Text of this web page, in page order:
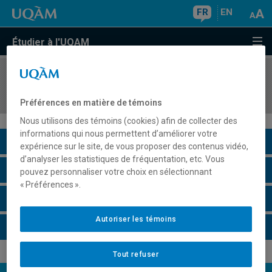
FR EN
Étudier à l'UQAM
COURS//
Description du cours
Horaire - Été 2026
Préférences en matière de témoins
Nous utilisons des témoins (cookies) afin de collecter des
informations qui nous permettent d’améliorer votre
expérience sur le site, de vous proposer des contenus vidéo,
d’analyser les statistiques de fréquentation, etc. Vous
pouvez personnaliser votre choix en sélectionnant
« Préférences ».
Tout refuser
Autoriser les témoins